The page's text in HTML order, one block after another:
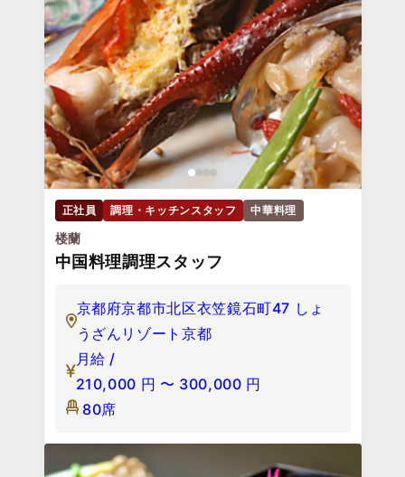
正社員 調理・キッチンスタッフ 中華料理
楼蘭
中国料理調理スタッフ
京都府京都市北区衣笠鏡石町47 しょ
うざんリゾート京都
月給 /
210,000 円 〜 300,000 円
80席